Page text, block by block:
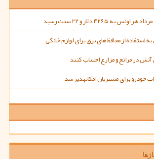
استفاده از محافظ های برق برای لوازم خانگی
در مراتع و مزارع اجتناب کنند
خودرو برای مشتریان امکانپذیر شد